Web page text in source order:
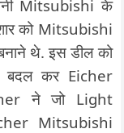
Mitsubishi के
को Mitsubishi
थे. इस डील को
बदल कर Eicher
ने जो Light
Mitsubishi